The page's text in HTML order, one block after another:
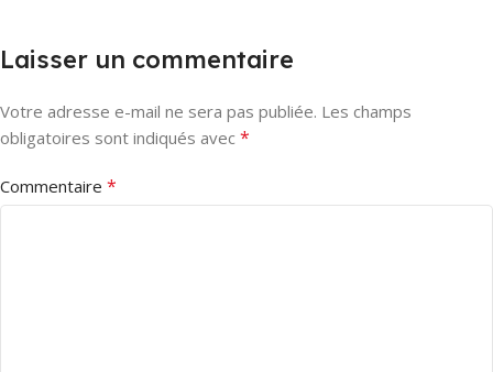
Laisser un commentaire
Votre adresse e-mail ne sera pas publiée. Les champs
obligatoires sont indiqués avec *
Commentaire *